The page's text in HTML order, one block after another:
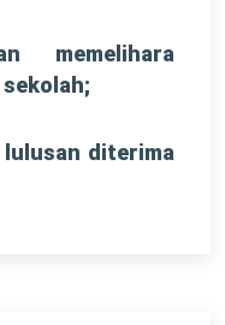
memelihara
diterima